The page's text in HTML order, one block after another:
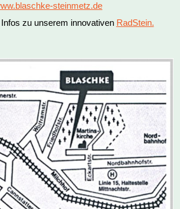
steinmetz.de
zu unserem innovativen RadStein.